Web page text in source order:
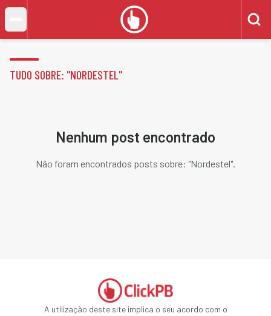
TUDO SOBRE: "NORDESTEL"
Nenhum post encontrado
Não foram encontrados posts sobre: "Nordestel".
A utilização deste site implica o seu acordo com o